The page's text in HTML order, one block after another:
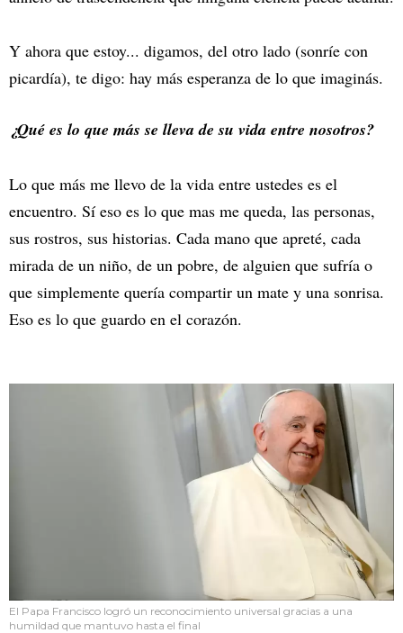
Y ahora que estoy... digamos, del otro lado (sonríe con
picardía), te digo: hay más esperanza de lo que imaginás.
¿Qué es lo que más se lleva de su vida entre nosotros?
Lo que más me llevo de la vida entre ustedes es el
encuentro. Sí eso es lo que mas me queda, las personas,
sus rostros, sus historias. Cada mano que apreté, cada
mirada de un niño, de un pobre, de alguien que sufría o
que simplemente quería compartir un mate y una sonrisa.
Eso es lo que guardo en el corazón.
El Papa Francisco logró un reconocimiento universal gracias a una
humildad que mantuvo hasta el final